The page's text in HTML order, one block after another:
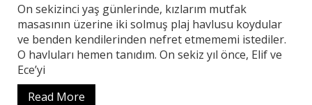
On sekizinci yaş günlerinde, kızlarım mutfak
masasının üzerine iki solmuş plaj havlusu koydular
ve benden kendilerinden nefret etmememi istediler.
O havluları hemen tanıdım. On sekiz yıl önce, Elif ve
Ece’yi
Read More